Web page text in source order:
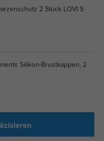
2 Stück LOVI S
Silikon-Brustkappen, 2